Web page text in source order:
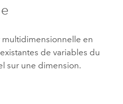
en
de variables du
sur une dimension.